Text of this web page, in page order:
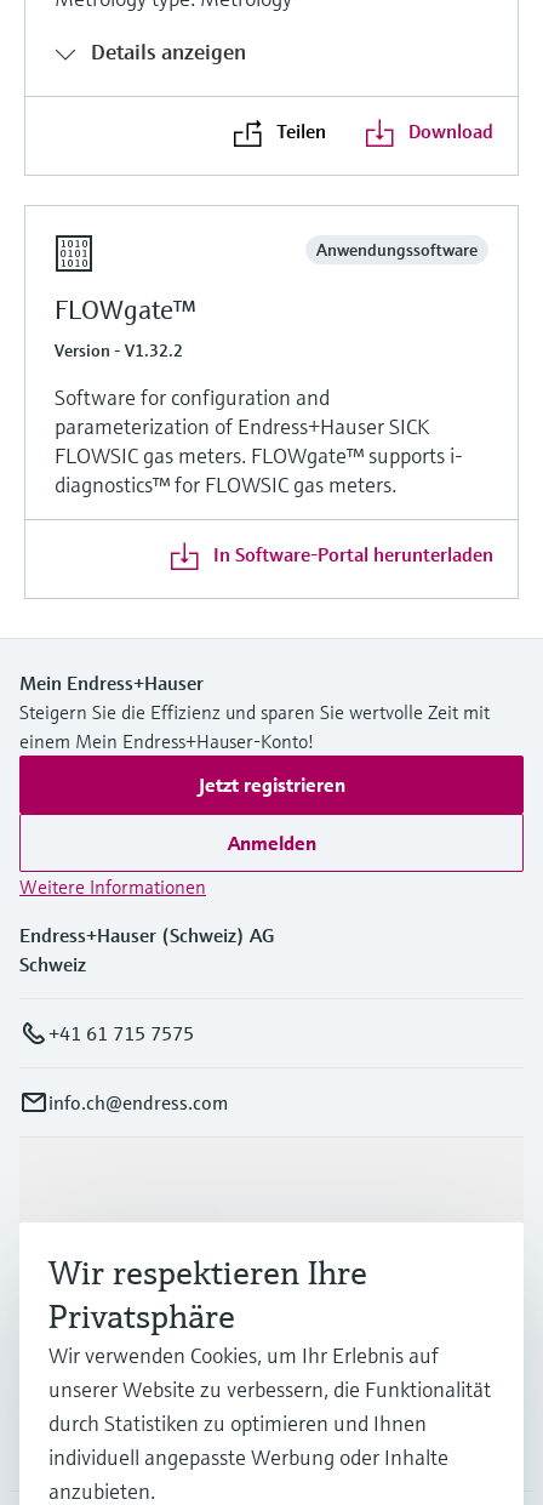
Details anzeigen
Teilen Download
Anwendungssoftware
FLOWgate™
Version - V1.32.2
Software for configuration and
parameterization of Endress+Hauser SICK
FLOWSIC gas meters. FLOWgate™ supports i-
diagnostics™ for FLOWSIC gas meters.
In Software-Portal herunterladen
Mein Endress+Hauser
Steigern Sie die Effizienz und sparen Sie wertvolle Zeit mit
einem Mein Endress+Hauser-Konto!
Jetzt registrieren
Anmelden
Weitere Informationen
Endress+Hauser (Schweiz) AG
Schweiz
+41 61 715 7575
info.ch@endress.com
Branchen
Support
Unternehmen
Wir respektieren Ihre
Privatsphäre
Wir verwenden Cookies, um Ihr Erlebnis auf
unserer Website zu verbessern, die Funktionalität
durch Statistiken zu optimieren und Ihnen
individuell angepasste Werbung oder Inhalte
anzubieten.